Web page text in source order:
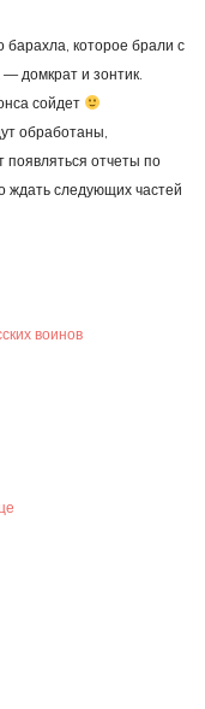
барахла, которое брали с
домкрат и зонтик.
сойдет
обработаны,
появляться отчеты по
ждать следующих частей
воинов